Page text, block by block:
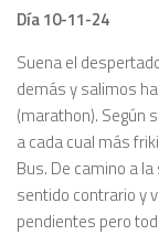
Día 10-11-24
Suena el
demás y salimos
(marathon). Según
a cada cual más
Bus. De camino a
sentido contrario y
pendientes pero